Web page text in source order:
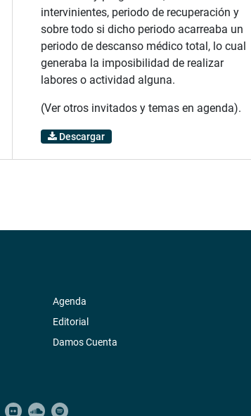
intervinientes, periodo de recuperación y
sobre todo si dicho periodo acarreaba un
periodo de descanso médico total, lo cual
generaba la imposibilidad de realizar
labores o actividad alguna.
(Ver otros invitados y temas en agenda).
Descargar
Agenda
Editorial
Damos Cuenta